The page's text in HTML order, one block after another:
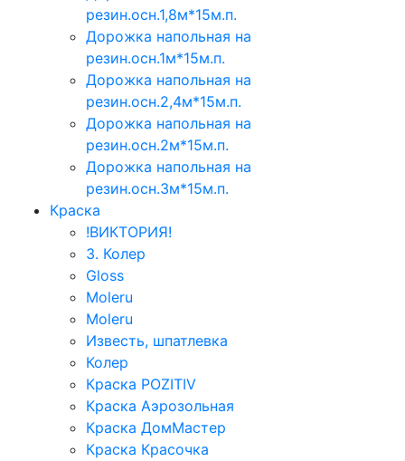
резин.осн.1,8м*15м.п.
Дорожка напольная на
резин.осн.1м*15м.п.
Дорожка напольная на
резин.осн.2,4м*15м.п.
Дорожка напольная на
резин.осн.2м*15м.п.
Дорожка напольная на
резин.осн.3м*15м.п.
Краска
!ВИКТОРИЯ!
3. Колер
Gloss
Moleru
Moleru
Известь, шпатлевка
Колер
Краска POZITIV
Краска Аэрозольная
Краска ДомМастер
Краска Красочка